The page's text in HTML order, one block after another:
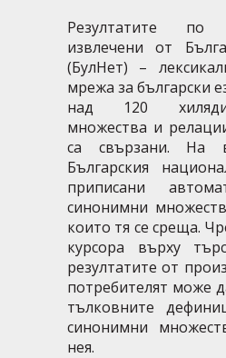
Резултатите
извлечени от
(БулНет) –
мрежа за български
над 120
множества и
са свързани. На
Българския
приписани
синонимни
които тя се среща.
курсора върху
резултатите от
потребителят може
тълковните
синонимни
нея.